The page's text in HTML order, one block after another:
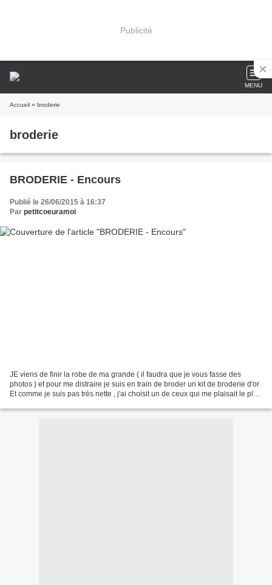
Publicité
MENU
Accueil » broderie
broderie
BRODERIE - Encours
Publié le 26/06/2015 à 16:37
Par petitcoeuramoi
JE viens de finir la robe de ma grande ( il faudra que je vous fasse des
photos ) et pour me distraire je suis en train de broder un kit de broderie d'or
Et comme je suis pas très nette , j'ai choisit un de ceux qui me plaisait le plus